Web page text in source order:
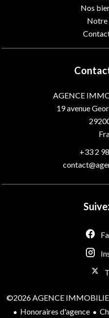
Nos
Notre
AGENCE
19 avenue
+33 2
©2026 AGENCE
Honoraires d'agence